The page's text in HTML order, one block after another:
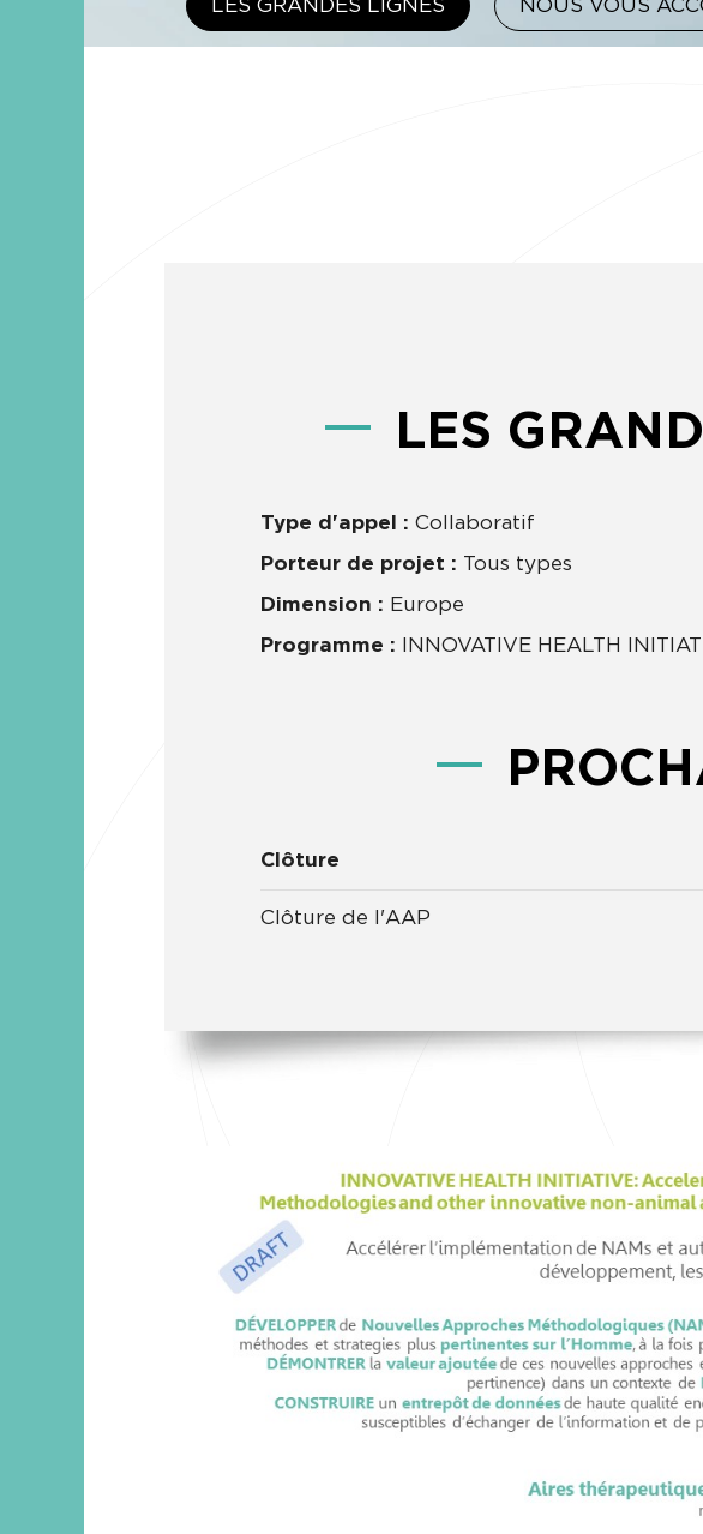
LES GRANDES LIGNES NOUS VOUS
LES
Type d'appel : Collaboratif
Porteur de projet : Tous types
Dimension : Europe
Programme : INNOVATIVE HEALTH
Clôture
Clôture de l'AAP